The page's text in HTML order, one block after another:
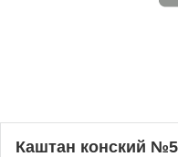
Каштан конский